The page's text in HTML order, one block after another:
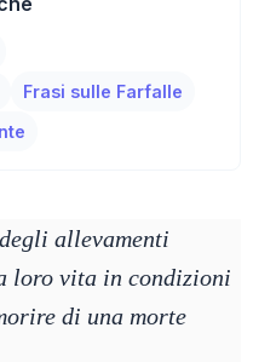
Frasi sulle Farfalle
allevamenti
loro vita in condizioni
di una morte